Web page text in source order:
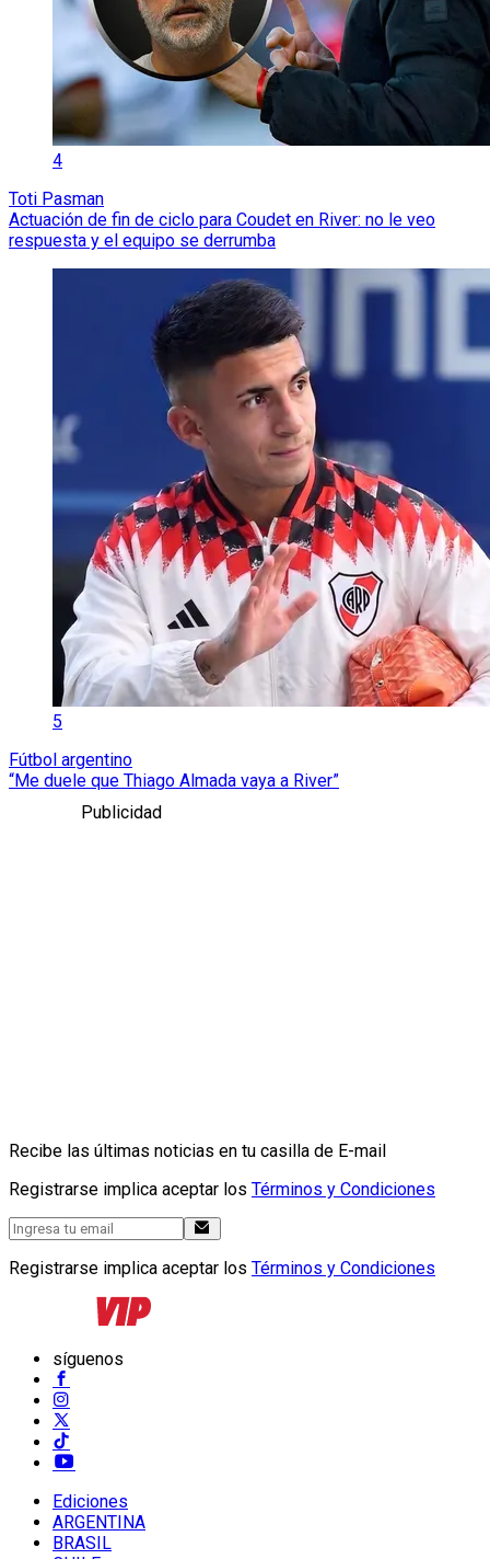
4
Toti Pasman
Actuación de fin de ciclo para Coudet en River: no le veo
respuesta y el equipo se derrumba
5
Fútbol argentino
“Me duele que Thiago Almada vaya a River”
Publicidad
Recibe las últimas noticias en tu casilla de E-mail
Registrarse implica aceptar los Términos y Condiciones
Registrarse implica aceptar los Términos y Condiciones
síguenos
Ediciones
ARGENTINA
BRASIL